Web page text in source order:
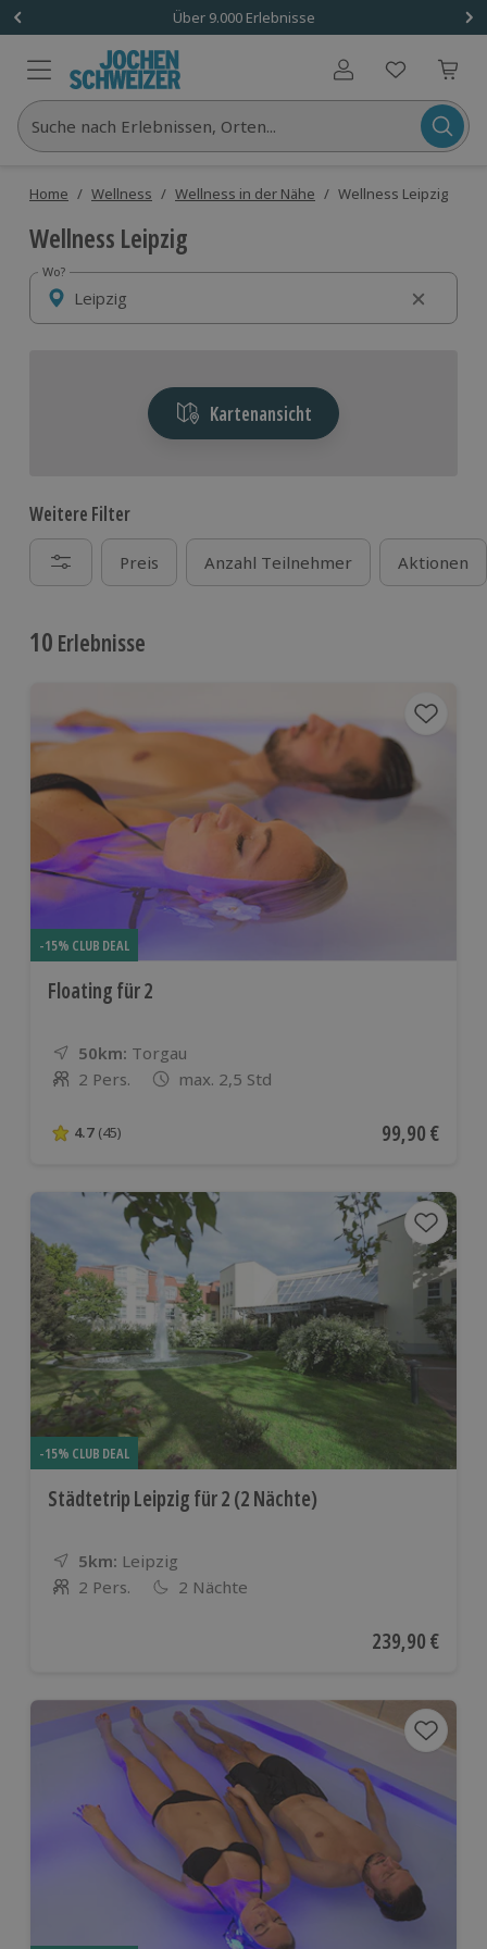
Über 9.000 Erlebnisse
Benutzerkonto
Suche nach Erlebnissen, Orten...
Home / Wellness / Wellness in der Nähe / Wellness Leipzig
Wellness Leipzig
Wo?
Wo?
Kartenansicht
Weitere Filter
Preis Anzahl Teilnehmer Aktionen
10 Erlebnisse
-15% CLUB DEAL
Floating für 2
50km: Entfernung
Standort
Torgau
Anzahl der Teilnehmer
2 Pers. max. 2,5 Std
4.7 von 5 Sternen basierend auf 45 Bewertungen
4.7 (45) Aktueller
99,90 €
-15% CLUB DEAL
Städtetrip Leipzig für 2 (2 Nächte)
5km: Entfernung
Standort
Leipzig
Anzahl der Teilnehmer
2 Pers. 2 Nächte
Aktueller Preis
239,90 €